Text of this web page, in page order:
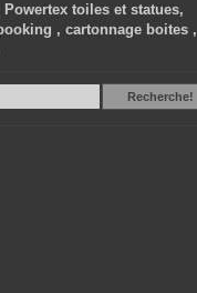
toiles et statues,
, cartonnage boites ,
RechercheRecherche!